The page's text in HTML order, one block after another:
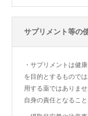
サプリメント等の
・サプリメントは健
を目的とするもので
用する薬ではありま
自身の責任となるこ